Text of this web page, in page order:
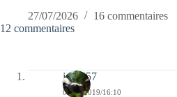
27/07/2026
16 commentaires
12 commentaires
jazzy57
06/01/2019/16:10